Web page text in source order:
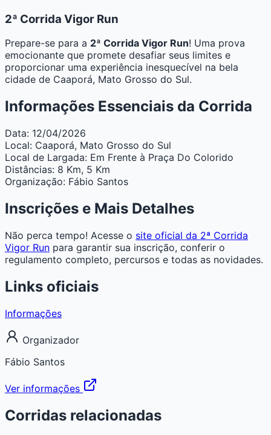
2ª Corrida Vigor Run
Prepare-se para a 2ª Corrida Vigor Run! Uma prova
emocionante que promete desafiar seus limites e
proporcionar uma experiência inesquecível na bela
cidade de Caaporá, Mato Grosso do Sul.
Informações Essenciais da Corrida
Data: 12/04/2026
Local: Caaporá, Mato Grosso do Sul
Local de Largada: Em Frente à Praça Do Colorido
Distâncias: 8 Km, 5 Km
Organização: Fábio Santos
Inscrições e Mais Detalhes
Não perca tempo! Acesse o site oficial da 2ª Corrida
Vigor Run para garantir sua inscrição, conferir o
regulamento completo, percursos e todas as novidades.
Links oficiais
Informações
Organizador
Fábio Santos
Ver informações
Corridas relacionadas